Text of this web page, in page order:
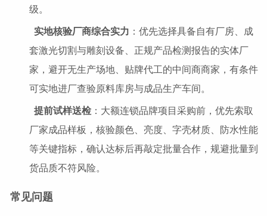
级。
实地核验厂商综合实力 ：优先选择具备自有厂房、成
套激光切割与雕刻设备、正规产品检测报告的实体厂
家，避开无生产场地、贴牌代工的中间商商家，有条件
可实地进厂查验原料库房与成品生产车间。
提前试样送检：大额连锁品牌项目采购前，优先索取
厂家成品样板，核验颜色、亮度、字壳材质、防水性能
等关键指标，确认达标后再敲定批量合作，规避批量到
货品质不符风险。
常见问题